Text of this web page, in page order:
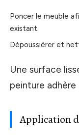
Poncer le meuble
existant.
Dépoussiérer et
Une surface
peinture
Application